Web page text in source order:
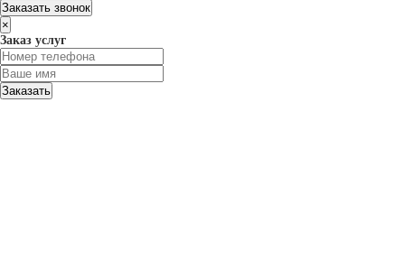
Заказать звонок
×
Заказ услуг
Заказать